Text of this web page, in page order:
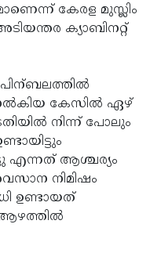
കേരള മുസ്ലിം
ക്യാബിനറ്റ്
കേസിൽ ഏഴ്
നിന്ന് പോലും
എന്നത് ആശ്ചര്യം
നിമിഷം
ഉണ്ടായത്